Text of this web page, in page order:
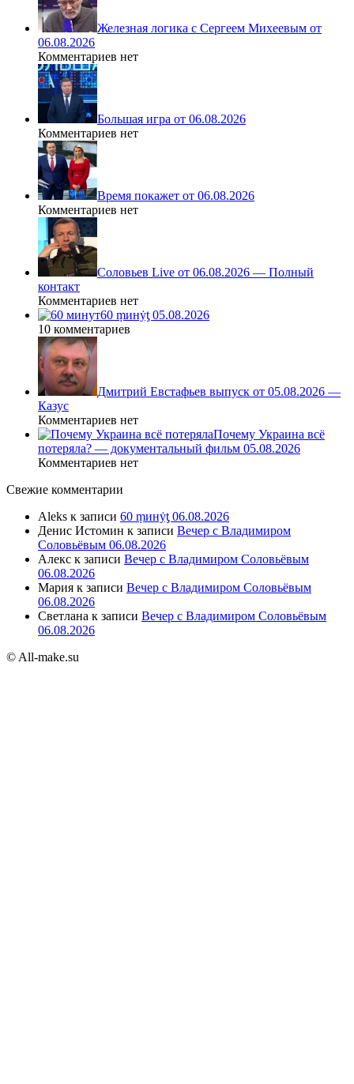
Железная логика с Сергеем Михеевым от
06.08.2026
Комментариев нет
Большая игра от 06.08.2026
Комментариев нет
Время покажет от 06.08.2026
Комментариев нет
Соловьев Live от 06.08.2026 — Полный
контакт
Комментариев нет
60 ṃинẏƫ 05.08.2026
10 комментариев
Дмитрий Евстафьев выпуск от 05.08.2026 —
Казус
Комментариев нет
Почему Украина всё
потеряла? — документальный фильм 05.08.2026
Комментариев нет
Свежие комментарии
Aleks к записи 60 ṃинẏƫ 06.08.2026
Денис Истомин к записи Вечер с Владимиром
Соловьёвым 06.08.2026
Алекс к записи Вечер с Владимиром Соловьёвым
06.08.2026
Мария к записи Вечер с Владимиром Соловьёвым
06.08.2026
Светлана к записи Вечер с Владимиром Соловьёвым
06.08.2026
© All-make.su